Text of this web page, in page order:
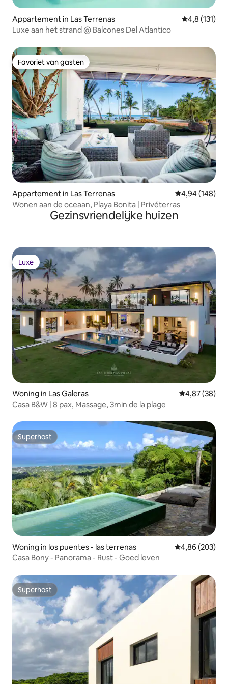
Appartement in Las Terrenas Gemiddelde
4,8 (131)
Luxe aan het strand @ Balcones Del Atlantico
Favoriet van gasten
Favoriet van gasten
Appartement in Las Terrenas Gemiddelde
4,94 (148)
Wonen aan de oceaan, Playa Bonita | Privéterras
Gezinsvriendelijke huizen
Luxe
Luxe
Woning in Las Galeras Gemiddelde
4,87 (38)
Casa B&W | 8 pax, Massage, 3min de la plage
Superhost
Superhost
Woning in los puentes - las terrenas Gemiddelde
4,86 (203)
Casa Bony - Panorama - Rust - Goed leven
Superhost
Superhost